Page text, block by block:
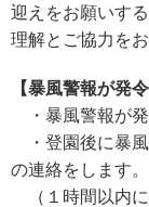
迎えをお願いす
理解とご協力を
【暴風警報が発
・暴風警報が発
・登園後に暴風
の連絡をします。
（１時間以内に